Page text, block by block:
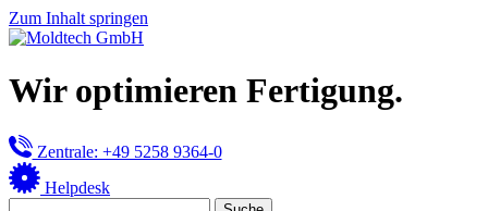
Zum Inhalt springen
Wir optimieren Fertigung.
Zentrale: +49 5258 9364-0
Helpdesk